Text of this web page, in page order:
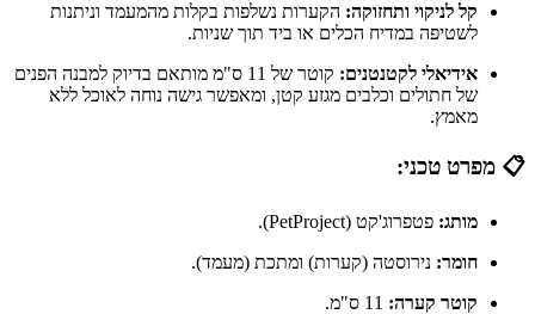
קל לניקוי ותחזוקה: הקערות נשלפות בקלות מהמעמד וניתנות
לשטיפה במדיח הכלים או ביד תוך שניות.
אידיאלי לקטנטנים:
קוטר של 11 ס"מ מותאם בדיוק למבנה הפנים
של חתולים וכלבים מגזע קטן, ומאפשר גישה נוחה לאוכל ללא
מאמץ.
📋 מפרט טכני:
מותג: פטפרוג'קט (PetProject).
חומר: נירוסטה (קערות) ומתכת (מעמד).
קוטר קערה: